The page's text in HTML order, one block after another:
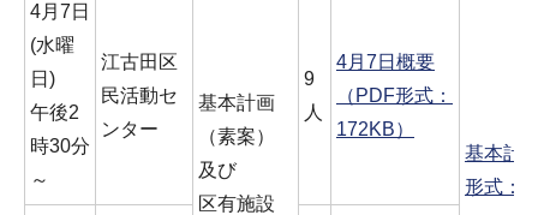
基本計画
（素案）
及び
区有施設
基本計
形式：
4月7日
(水曜
日)
午後2
時30分
～
江古田区
民活動セ
ンター
9
人
4月7日概要
（PDF形式：
172KB）